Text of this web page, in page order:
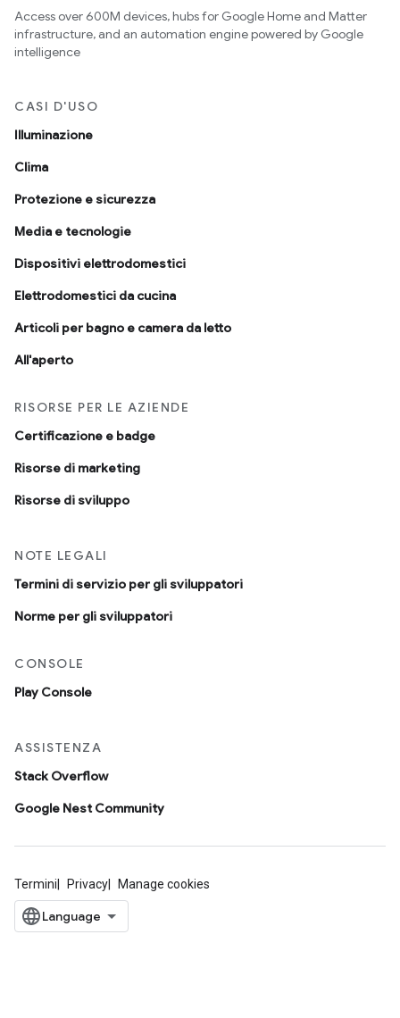
Access over 600M devices, hubs for Google Home and Matter
infrastructure, and an automation engine powered by Google
intelligence
CASI D'USO
Illuminazione
Clima
Protezione e sicurezza
Media e tecnologie
Dispositivi elettrodomestici
Elettrodomestici da cucina
Articoli per bagno e camera da letto
All'aperto
RISORSE PER LE AZIENDE
Certificazione e badge
Risorse di marketing
Risorse di sviluppo
NOTE LEGALI
Termini di servizio per gli sviluppatori
Norme per gli sviluppatori
CONSOLE
Play Console
ASSISTENZA
Stack Overflow
Google Nest Community
Termini Privacy Manage cookies